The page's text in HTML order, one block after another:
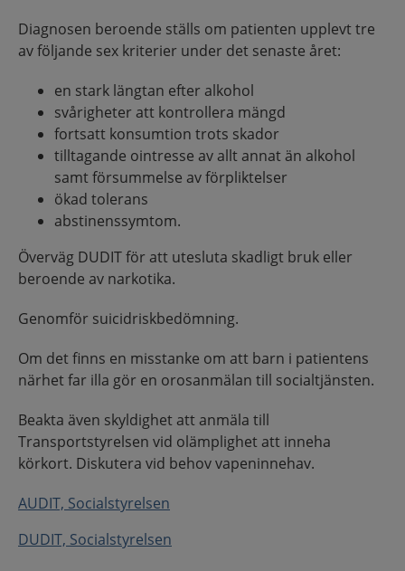
Diagnosen beroende ställs om patienten upplevt tre
av följande sex kriterier under det senaste året:
en stark längtan efter alkohol
svårigheter att kontrollera mängd
fortsatt konsumtion trots skador
tilltagande ointresse av allt annat än alkohol
samt försummelse av förpliktelser
ökad tolerans
abstinenssymtom.
Överväg DUDIT för att utesluta skadligt bruk eller
beroende av narkotika.
Genomför suicidriskbedömning.
Om det finns en misstanke om att barn i patientens
närhet far illa gör en orosanmälan till socialtjänsten.
Beakta även skyldighet att anmäla till
Transportstyrelsen vid olämplighet att inneha
körkort. Diskutera vid behov vapeninnehav.
AUDIT, Socialstyrelsen
DUDIT, Socialstyrelsen